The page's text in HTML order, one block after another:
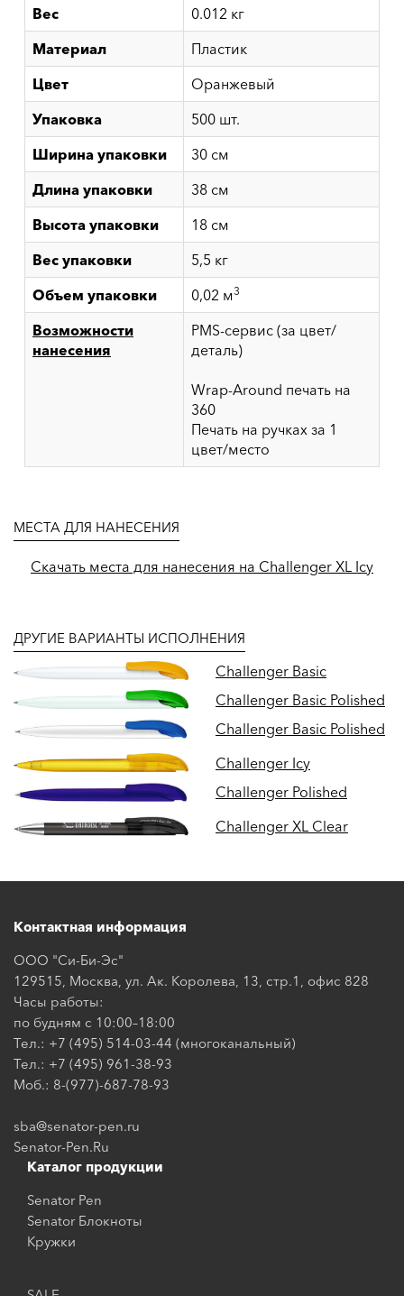
Вес
0.012 кг
Материал
Пластик
Цвет
Оранжевый
Упаковка
500 шт.
Ширина упаковки
30 см
Длина упаковки
38 см
Высота упаковки
18 см
Вес упаковки
5,5 кг
Объем упаковки
0,02 м3
Возможности
нанесения
PMS-сервис (за цвет/
деталь)
Wrap-Around печать на
360
Печать на ручках за 1
цвет/место
МЕСТА ДЛЯ НАНЕСЕНИЯ
Скачать места для нанесения на Challenger XL Icy
ДРУГИЕ ВАРИАНТЫ ИСПОЛНЕНИЯ
Challenger Basic
Challenger Basic Polished
Challenger Basic Polished
Challenger Icy
Challenger Polished
Challenger XL Clear
Контактная информация
ООО "Си-Би-Эс"
129515, Москва, ул. Ак. Королева, 13, стр.1, офис 828
Часы работы:
по будням с 10:00–18:00
Тел.: +7 (495) 514-03-44 (многоканальный)
Тел.: +7 (495) 961-38-93
Моб.: 8-(977)-687-78-93
sba@senator-pen.ru
Senator-Pen.Ru
Каталог продукции
Senator Pen
Senator Блокноты
Кружки